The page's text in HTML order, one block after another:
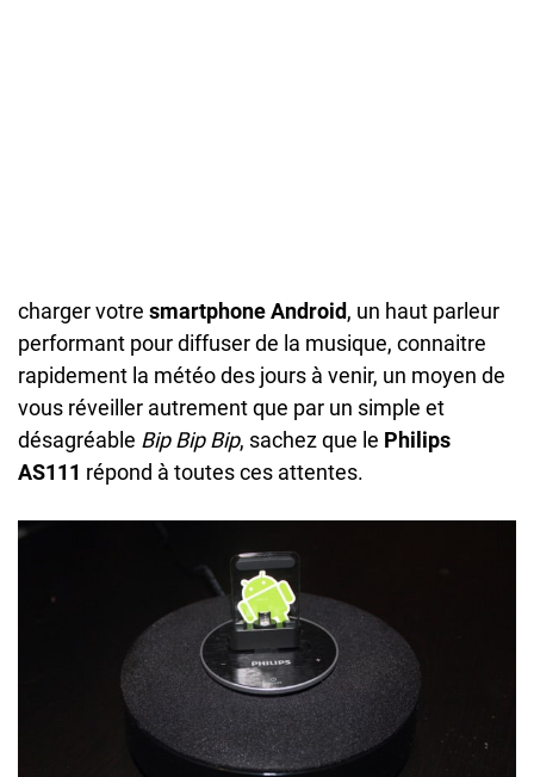
charger votre smartphone Android, un haut parleur
performant pour diffuser de la musique, connaitre
rapidement la météo des jours à venir, un moyen de
vous réveiller autrement que par un simple et
désagréable Bip Bip Bip, sachez que le Philips
AS111 répond à toutes ces attentes.